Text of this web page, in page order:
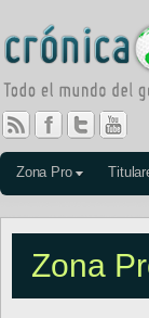
Zona Pro
Zona